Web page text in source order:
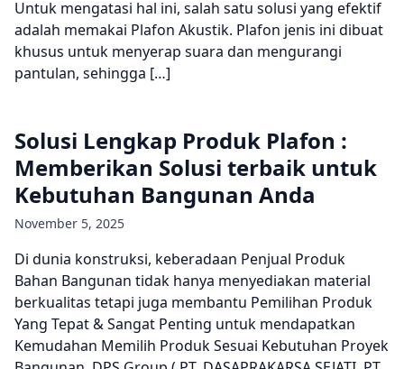
Untuk mengatasi hal ini, salah satu solusi yang efektif
adalah memakai Plafon Akustik. Plafon jenis ini dibuat
khusus untuk menyerap suara dan mengurangi
pantulan, sehingga […]
Solusi Lengkap Produk Plafon :
Memberikan Solusi terbaik untuk
Kebutuhan Bangunan Anda
November 5, 2025
Di dunia konstruksi, keberadaan Penjual Produk
Bahan Bangunan tidak hanya menyediakan material
berkualitas tetapi juga membantu Pemilihan Produk
Yang Tepat & Sangat Penting untuk mendapatkan
Kemudahan Memilih Produk Sesuai Kebutuhan Proyek